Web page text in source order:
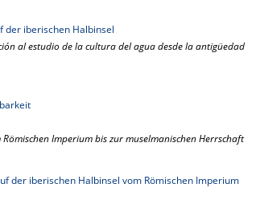
der iberischen Halbinsel
al estudio de la cultura del agua desde la antigüedad
Imperium bis zur muselmanischen Herrschaft
der iberischen Halbinsel vom Römischen Imperium